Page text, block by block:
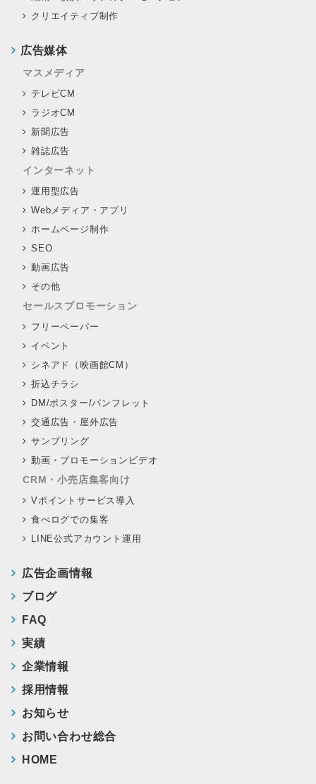
クリエイティブ制作
広告媒体
マスメディア
テレビCM
ラジオCM
新聞広告
雑誌広告
インターネット
運用型広告
Webメディア・アプリ
ホームページ制作
SEO
動画広告
その他
セールスプロモーション
フリーペーパー
イベント
シネアド（映画館CM）
折込チラシ
DM/ポスター/パンフレット
交通広告・屋外広告
サンプリング
動画・プロモーションビデオ
CRM・小売店集客向け
Vポイントサービス導入
食べログでの集客
LINE公式アカウント運用
広告企画情報
ブログ
FAQ
実績
企業情報
採用情報
お知らせ
お問い合わせ総合
HOME